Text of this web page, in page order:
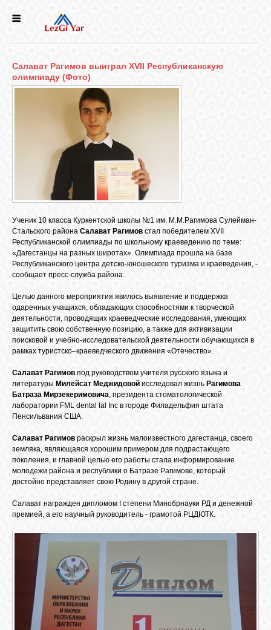
СЕЛА
НАРОДЫ
БИБЛИОТЕКА
ФОРУМ
ГОСТЕВАЯ
О САЙТЕ
ВИДЕО
МУЗЫКА
ОБЪЯВЛЕНИЯ
ВОПРОСЫ /
ОТВЕТЫ
Салават Рагимов выиграл XVII Республиканскую
олимпиаду (Фото)
Ученик 10 класса Куркентской школы №1 им. М.М.Рагимова Сулейман-
Стальского района Салават Рагимов стал победителем XVII
Республиканской олимпиады по школьному краеведению по теме:
«Дагестанцы на разных широтах». Олимпиада прошла на базе
Республиканского центра детско-юношеского туризма и краеведения, -
сообщает пресс-служба района.
Целью данного мероприятия явилось выявление и поддержка
одаренных учащихся, обладающих способностями к творческой
деятельности, проводящих краеведческие исследования, умеющих
защитить свою собственную позицию, а также для активизации
поисковой и учебно-исследовательской деятельности обучающихся в
рамках туристско–краеведческого движения «Отечество».
Салават Рагимов под руководством учителя русского языка и
литературы Милейсат Меджидовой исследовал жизнь Рагимова
Батраза Мирзекеримовича, президента стоматологической
лаборатории FML dental lal Inc в городе Филадельфия штата
Пенсильвания США.
Салават Рагимов раскрыл жизнь малоизвестного дагестанца, своего
земляка, являющаяся хорошим примером для подрастающего
поколения, и главной целью его работы стала информирование
молодежи района и республики о Батразе Рагимове, который
достойно представляет свою Родину в другой стране.
Салават награжден дипломом I степени Минобрнауки РД и денежной
премией, а его научный руководитель - грамотой РЦДЮТК.